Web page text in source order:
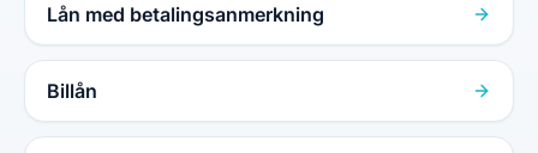
Lån med betalingsanmerkning
Billån